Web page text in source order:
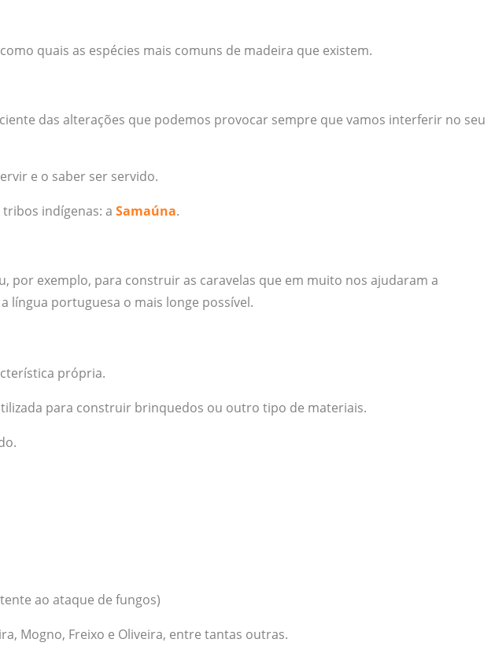
quais as espécies mais comuns de madeira que existem.
das alterações que podemos provocar sempre que vamos interferir no seu
e o saber ser servido.
indígenas: a Samaúna.
por exemplo, para construir as caravelas que em muito nos ajudaram a
língua portuguesa o mais longe possível.
própria.
para construir brinquedos ou outro tipo de materiais.
ao ataque de fungos)
Mogno, Freixo e Oliveira, entre tantas outras.